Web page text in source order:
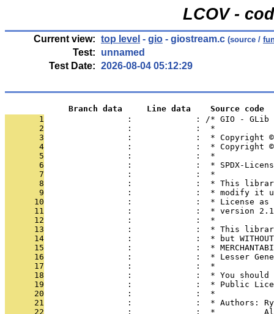
LCOV -
Current view: top level - gio - giostream.c (source /
Test:
unnamed
Test Date: 2026-08-04 05:12:29
             Branch data     Line data    Source code
       1
:             : /* GIO -
       2
                 :             :  *
       3
:             :  * Copyright
       4
:             :  * Copyright
       5
                 :             :  *
       6
:             :  * SPDX-
       7
                 :             :  *
       8
:             :  * This
       9
:             :  * modify it
      10
:             :  * License
      11
:             :  * version
      12
                 :             :  *
      13
:             :  * This
      14
:             :  * but
      15
:             :  *
      16
:             :  * Lesser
      17
                 :             :  *
      18
:             :  * You
      19
:             :  * Public
      20
                 :             :  *
      21
:             :  * Authors:
      22
:             :  *